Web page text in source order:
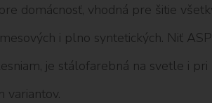
domácnosť, vhodná pre šitie
i plno syntetických. Niť
je stálofarebná na svetle i
variantov.